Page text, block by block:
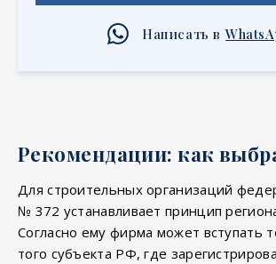
Написать в
Рекомендации: как
Для строительных организаций
№ 372 устанавливает принцип
Согласно ему фирма может вступать
того субъекта РФ, где